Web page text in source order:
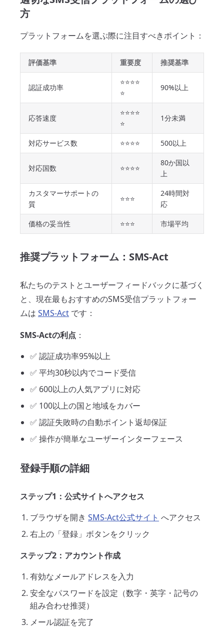
方
プラットフォームを選ぶ際に注目すべきポイント：
評価基準 重要度 推奨基準
認証成功率
⭐⭐⭐⭐
⭐
90%以上
応答速度
⭐⭐⭐⭐
⭐
1分未満
対応サービス数 ⭐⭐⭐⭐ 500以上
対応国数 ⭐⭐⭐⭐
80か国以
上
カスタマーサポートの
質
⭐⭐⭐
24時間対
応
価格の妥当性 ⭐⭐⭐ 市場平均
推奨プラットフォーム：SMS-Act
私たちのテストとユーザーフィードバックに基づく
と、現在最もおすすめのSMS受信プラットフォー
ムは SMS-Act です：
SMS-Actの利点 ：
✅ 認証成功率95%以上
✅ 平均30秒以内でコード受信
✅ 600以上の人気アプリに対応
✅ 100以上の国と地域をカバー
✅ 認証失敗時の自動ポイント返却保証
✅ 操作が簡単なユーザーインターフェース
登録手順の詳細
ステップ1：公式サイトへアクセス
ブラウザを開き SMS-Act公式サイト へアクセス
右上の「登録」ボタンをクリック
ステップ2：アカウント作成
有効なメールアドレスを入力
安全なパスワードを設定（数字・英字・記号の
組み合わせ推奨）
メール認証を完了